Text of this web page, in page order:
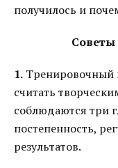
получилось и
1. Тренировочный
считать
соблюдаются три
постепенность,
результатов.